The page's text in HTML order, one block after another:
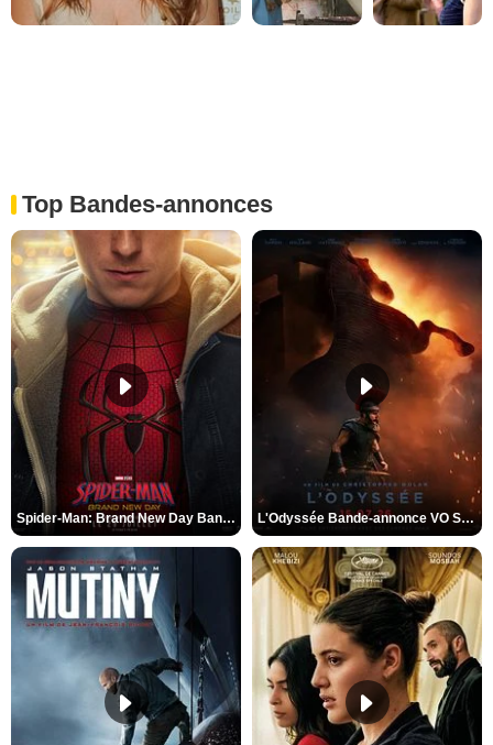
Top Bandes-annonces
Spider-Man: Brand New Day Bande-annonce VO STFR L'Odyssée Bande-annonce VO STFR